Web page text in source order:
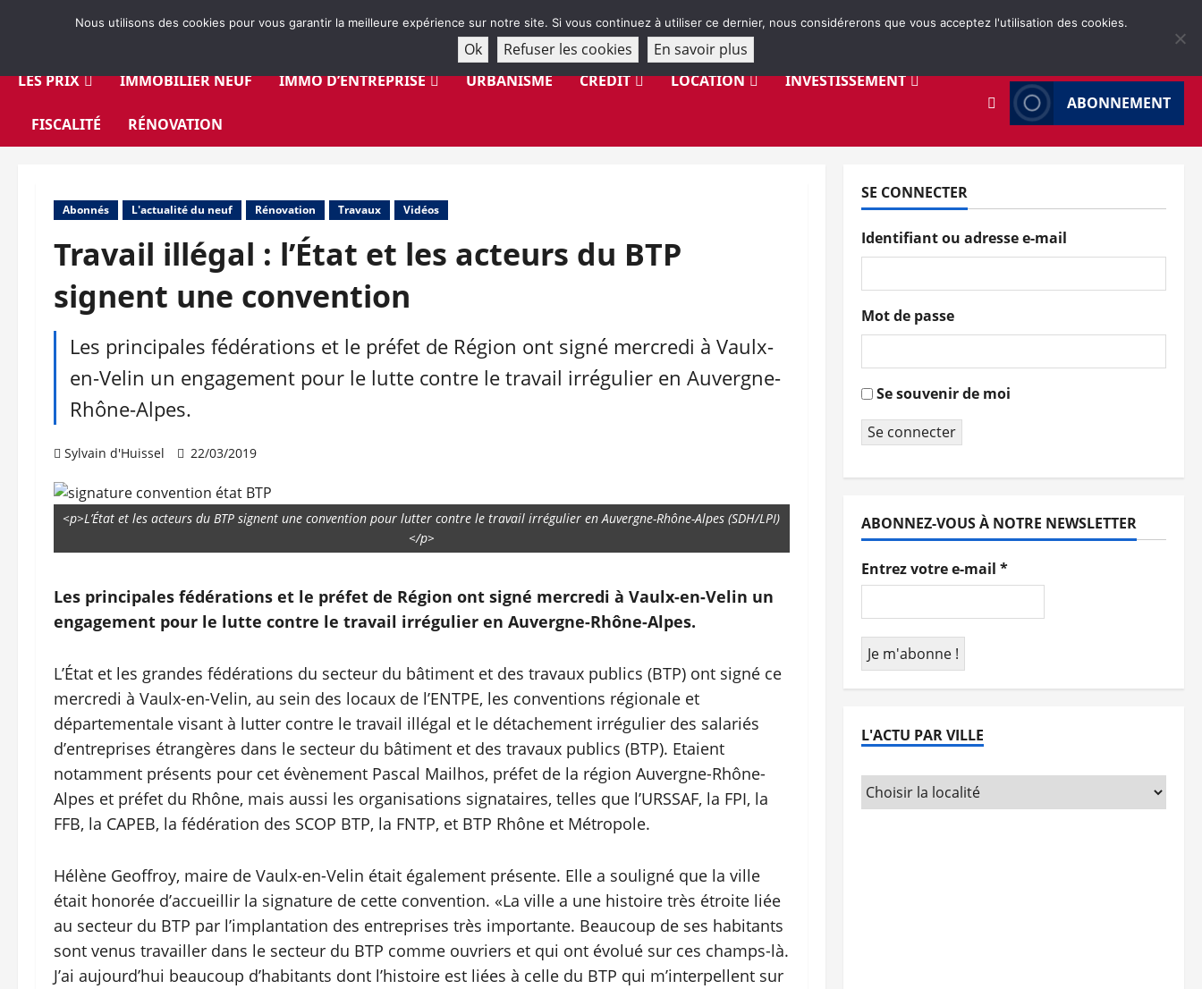
LES PRIX
IMMOBILIER NEUF IMMO D’ENTREPRISE URBANISME CRÉDIT LOCATION INVESTISSEMENT
FISCALITÉ RÉNOVATION
ABONNEMENT
Abonnés L'actualité du neuf Rénovation Travaux Vidéos
Travail illégal : l’État et les acteurs du BTP
signent une convention
Les principales fédérations et le préfet de Région ont signé mercredi à Vaulx-
en-Velin un engagement pour le lutte contre le travail irrégulier en Auvergne-
Rhône-Alpes.
Sylvain d'Huissel 22/03/2019
<p>L’État et les acteurs du BTP signent une convention pour lutter contre le travail irrégulier en Auvergne-Rhône-Alpes (SDH/LPI)
</p>
Les principales fédérations et le préfet de Région ont signé mercredi à Vaulx-en-Velin un
engagement pour le lutte contre le travail irrégulier en Auvergne-Rhône-Alpes.
L’État et les grandes fédérations du secteur du bâtiment et des travaux publics (BTP) ont signé ce
mercredi à Vaulx-en-Velin, au sein des locaux de l’ENTPE, les conventions régionale et
départementale visant à lutter contre le travail illégal et le détachement irrégulier des salariés
d’entreprises étrangères dans le secteur du bâtiment et des travaux publics (BTP). Etaient
notamment présents pour cet évènement Pascal Mailhos, préfet de la région Auvergne-Rhône-
Alpes et préfet du Rhône, mais aussi les organisations signataires, telles que l’URSSAF, la FPI, la
FFB, la CAPEB, la fédération des SCOP BTP, la FNTP, et BTP Rhône et Métropole.
Hélène Geoffroy, maire de Vaulx-en-Velin était également présente. Elle a souligné que la ville
était honorée d’accueillir la signature de cette convention. «La ville a une histoire très étroite liée
au secteur du BTP par l’implantation des entreprises très importante. Beaucoup de ses habitants
sont venus travailler dans le secteur du BTP comme ouvriers et qui ont évolué sur ces champs-là.
J’ai aujourd’hui beaucoup d’habitants dont l’histoire est liées à celle du BTP qui m’interpellent sur
SE CONNECTER
Identifiant ou adresse e-mail
Mot de passe
Se souvenir de moi
Se connecter
ABONNEZ-VOUS À NOTRE NEWSLETTER
Entrez votre e-mail *
L'ACTU PAR VILLE
Nous utilisons des cookies pour vous garantir la meilleure expérience sur notre site. Si vous continuez à utiliser ce dernier, nous considérerons que vous acceptez l'utilisation des cookies.
Ok Refuser les cookies En savoir plus